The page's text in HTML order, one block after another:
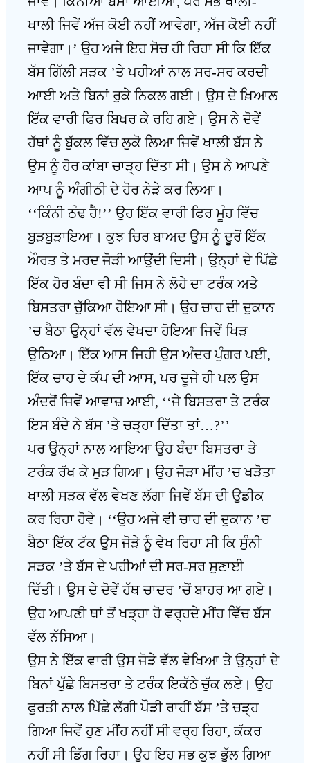
ਖਾਲੀ ਜਿਵੇਂ ਅੱਜ ਕੋਈ ਨਹੀਂ ਆਵੇਗਾ, ਅੱਜ ਕੋਈ ਨਹੀਂ
ਜਾਵੇਗਾ।’ ਉਹ ਅਜੇ ਇਹ ਸੋਚ ਹੀ ਰਿਹਾ ਸੀ ਕਿ ਇੱਕ
ਬੱਸ ਗਿੱਲੀ ਸੜਕ ’ਤੇ ਪਹੀਆਂ ਨਾਲ ਸਰ-ਸਰ ਕਰਦੀ
ਆਈ ਅਤੇ ਬਿਨਾਂ ਰੁਕੇ ਨਿਕਲ ਗਈ। ਉਸ ਦੇ ਖ਼ਿਆਲ
ਇੱਕ ਵਾਰੀ ਫਿਰ ਬਿਖਰ ਕੇ ਰਹਿ ਗਏ। ਉਸ ਨੇ ਦੋਵੇਂ
ਹੱਥਾਂ ਨੂੰ ਬੁੱਕਲ ਵਿੱਚ ਲੁਕੋ ਲਿਆ ਜਿਵੇਂ ਖਾਲੀ ਬੱਸ ਨੇ
ਉਸ ਨੂੰ ਹੋਰ ਕਾਂਬਾ ਚਾੜ੍ਹ ਦਿੱਤਾ ਸੀ। ਉਸ ਨੇ ਆਪਣੇ
ਆਪ ਨੂੰ ਅੰਗੀਠੀ ਦੇ ਹੋਰ ਨੇੜੇ ਕਰ ਲਿਆ।
‘‘ਕਿੰਨੀ ਠੰਢ ਹੈ!’’ ਉਹ ਇੱਕ ਵਾਰੀ ਫਿਰ ਮੂੰਹ ਵਿੱਚ
ਬੁੜਬੁੜਾਇਆ। ਕੁਝ ਚਿਰ ਬਾਅਦ ਉਸ ਨੂੰ ਦੂਰੋਂ ਇੱਕ
ਔਰਤ ਤੇ ਮਰਦ ਜੋੜੀ ਆਉਂਦੀ ਦਿਸੀ। ਉਨ੍ਹਾਂ ਦੇ ਪਿੱਛੇ
ਇੱਕ ਹੋਰ ਬੰਦਾ ਵੀ ਸੀ ਜਿਸ ਨੇ ਲੋਹੇ ਦਾ ਟਰੰਕ ਅਤੇ
ਬਿਸਤਰਾ ਚੁੱਕਿਆ ਹੋਇਆ ਸੀ। ਉਹ ਚਾਹ ਦੀ ਦੁਕਾਨ
’ਚ ਬੈਠਾ ਉਨ੍ਹਾਂ ਵੱਲ ਵੇਖਦਾ ਹੋਇਆ ਜਿਵੇਂ ਖਿੜ
ਉਠਿਆ। ਇੱਕ ਆਸ ਜਿਹੀ ਉਸ ਅੰਦਰ ਪੁੰਗਰ ਪਈ,
ਇੱਕ ਚਾਹ ਦੇ ਕੱਪ ਦੀ ਆਸ, ਪਰ ਦੂਜੇ ਹੀ ਪਲ ਉਸ
ਅੰਦਰੋਂ ਜਿਵੇਂ ਆਵਾਜ਼ ਆਈ, ‘‘ਜੇ ਬਿਸਤਰਾ ਤੇ ਟਰੰਕ
ਇਸ ਬੰਦੇ ਨੇ ਬੱਸ ’ਤੇ ਚੜ੍ਹਾ ਦਿੱਤਾ ਤਾਂ…?’’
ਪਰ ਉਨ੍ਹਾਂ ਨਾਲ ਆਇਆ ਉਹ ਬੰਦਾ ਬਿਸਤਰਾ ਤੇ
ਟਰੰਕ ਰੱਖ ਕੇ ਮੁੜ ਗਿਆ। ਉਹ ਜੋੜਾ ਮੀਂਹ ’ਚ ਖੜੋਤਾ
ਖਾਲੀ ਸੜਕ ਵੱਲ ਵੇਖਣ ਲੱਗਾ ਜਿਵੇਂ ਬੱਸ ਦੀ ਉਡੀਕ
ਕਰ ਰਿਹਾ ਹੋਵੇ। ‘‘ਉਹ ਅਜੇ ਵੀ ਚਾਹ ਦੀ ਦੁਕਾਨ ’ਚ
ਬੈਠਾ ਇੱਕ ਟੱਕ ਉਸ ਜੋੜੇ ਨੂੰ ਵੇਖ ਰਿਹਾ ਸੀ ਕਿ ਸੁੰਨੀ
ਸੜਕ ’ਤੇ ਬੱਸ ਦੇ ਪਹੀਆਂ ਦੀ ਸਰ-ਸਰ ਸੁਣਾਈ
ਦਿੱਤੀ। ਉਸ ਦੇ ਦੋਵੇਂ ਹੱਥ ਚਾਦਰ ’ਚੋਂ ਬਾਹਰ ਆ ਗਏ।
ਉਹ ਆਪਣੀ ਥਾਂ ਤੋਂ ਖੜ੍ਹਾ ਹੋ ਵਰ੍ਹਦੇ ਮੀਂਹ ਵਿੱਚ ਬੱਸ
ਵੱਲ ਨੱਸਿਆ।
ਉਸ ਨੇ ਇੱਕ ਵਾਰੀ ਉਸ ਜੋੜੇ ਵੱਲ ਵੇਖਿਆ ਤੇ ਉਨ੍ਹਾਂ ਦੇ
ਬਿਨਾਂ ਪੁੱਛੇ ਬਿਸਤਰਾ ਤੇ ਟਰੰਕ ਇਕੱਠੇ ਚੁੱਕ ਲਏ। ਉਹ
ਫੁਰਤੀ ਨਾਲ ਪਿੱਛੇ ਲੱਗੀ ਪੌੜੀ ਰਾਹੀਂ ਬੱਸ ’ਤੇ ਚੜ੍ਹ
ਗਿਆ ਜਿਵੇਂ ਹੁਣ ਮੀਂਹ ਨਹੀਂ ਸੀ ਵਰ੍ਹ ਰਿਹਾ, ਕੱਕਰ
ਨਹੀਂ ਸੀ ਡਿੱਗ ਰਿਹਾ। ਉਹ ਇਹ ਸਭ ਕੁਝ ਭੁੱਲ ਗਿਆ